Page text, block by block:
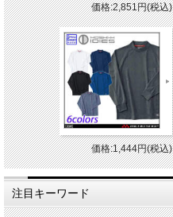
価格:2,851円(税込)
価格:1,444円(税込)
注目キーワード